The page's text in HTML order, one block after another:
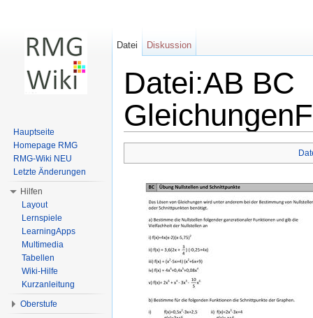
Datei:AB BC
Datei Diskussion
Hauptseite
Homepage RMG
RMG-Wiki NEU
Letzte Änderungen
Hilfen
Layout
Lernspiele
LearningApps
Multimedia
Tabellen
Wiki-Hilfe
Kurzanleitung
Oberstufe